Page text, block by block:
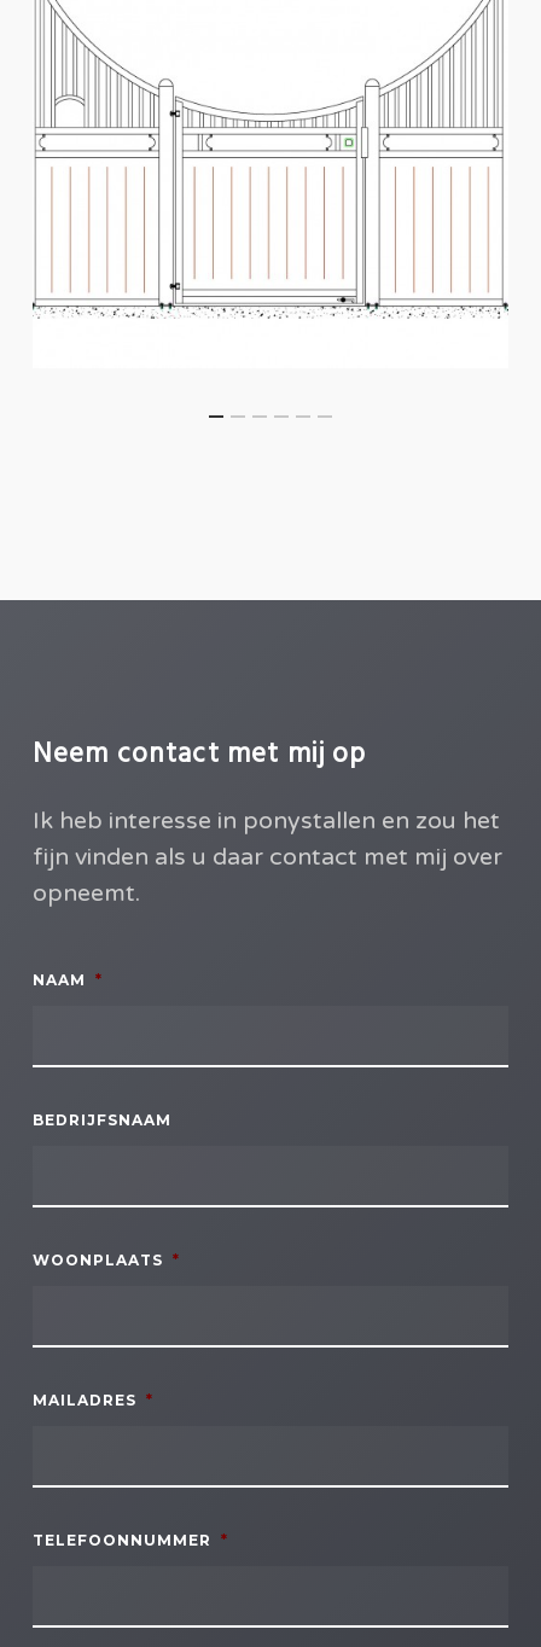
Neem contact met mij op
Ik heb interesse in ponystallen en zou het
fijn vinden als u daar contact met mij over
opneemt.
NAAM *
BEDRIJFSNAAM
WOONPLAATS *
MAILADRES *
TELEFOONNUMMER *